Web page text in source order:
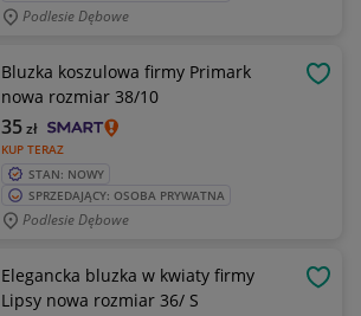
Podlesie Dębowe
Bluzka koszulowa firmy Primark
nowa rozmiar 38/10
KUP TERAZ
35zł
STAN: NOWY
SPRZEDAJĄCY: OSOBA PRYWATNA
Podlesie Dębowe
Elegancka bluzka w kwiaty firmy
Lipsy nowa rozmiar 36/ S